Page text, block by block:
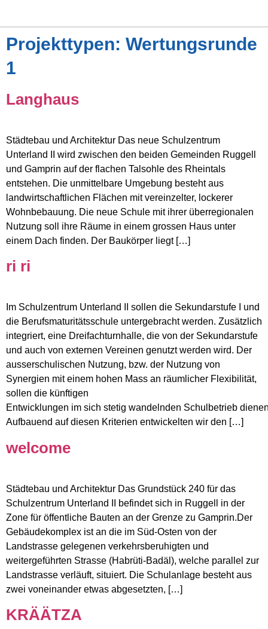
Projekttypen: Wertungsrunde
1
Langhaus
Städtebau und Architektur Das neue Schulzentrum
Unterland II wird zwischen den beiden Gemeinden Ruggell
und Gamprin auf der flachen Talsohle des Rheintals
entstehen. Die unmittelbare Umgebung besteht aus
landwirtschaftlichen Flächen mit vereinzelter, lockerer
Wohnbebauung. Die neue Schule mit ihrer überregionalen
Nutzung soll ihre Räume in einem grossen Haus unter
einem Dach finden. Der Baukörper liegt […]
ri ri
Im Schulzentrum Unterland II sollen die Sekundarstufe I und
die Berufsmaturitätsschule untergebracht werden. Zusätzlich
integriert, eine Dreifachturnhalle, die von der Sekundarstufe
und auch von externen Vereinen genutzt werden wird. Der
ausserschulischen Nutzung, bzw. der Nutzung von
Synergien mit einem hohen Mass an räumlicher Flexibilität,
sollen die künftigen
Entwicklungen im sich stetig wandelnden Schulbetrieb
Aufbauend auf diesen Kriterien entwickelten wir den […]
welcome
Städtebau und Architektur Das Grundstück 240 für das
Schulzentrum Unterland II befindet sich in Ruggell in der
Zone für öffentliche Bauten an der Grenze zu Gamprin.Der
Gebäudekomplex ist an die im Süd-Osten von der
Landstrasse gelegenen verkehrsberuhigten und
weitergeführten Strasse (Habrüti-Badäl), welche parallel zur
Landstrasse verläuft, situiert. Die Schulanlage besteht aus
zwei voneinander etwas abgesetzten, […]
KRÄÄTZA